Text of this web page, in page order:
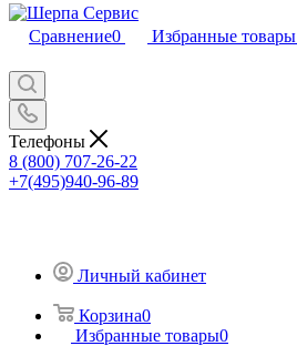
Сравнение0 Избранные товары
Телефоны
8 (800) 707-26-22
+7(495)940-96-89
Личный кабинет
Корзина0
Избранные товары0